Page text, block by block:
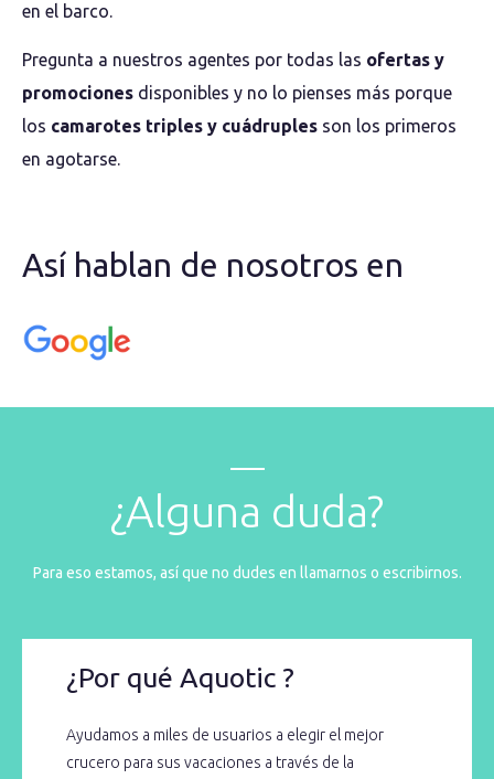
en el barco.
Pregunta a nuestros agentes por todas las ofertas y
promociones disponibles y no lo pienses más porque
los camarotes triples y cuádruples son los primeros
en agotarse.
Así hablan de nosotros en
¿Alguna duda?
Para eso estamos, así que no dudes en llamarnos o escribirnos.
¿Por qué Aquotic ?
Ayudamos a miles de usuarios a elegir el mejor
crucero para sus vacaciones a través de la